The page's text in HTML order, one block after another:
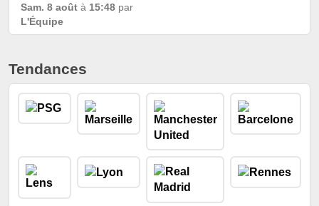
Sam. 8 août à 15:48 par
L'Équipe
Tendances